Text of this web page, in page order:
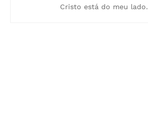
Cristo está do meu lado.